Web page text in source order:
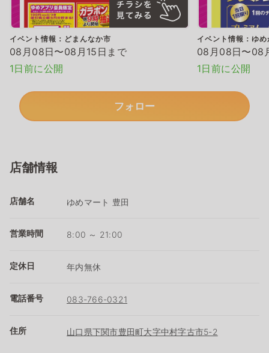
イベント情報：どまんなか市
08月08日〜08月15日まで
1日前に公開
イベント情報：ゆ
08月08日〜08
1日前に公開
フォロー
店舗情報
店舗名 ゆめマート 豊田
営業時間 8:00 ～ 21:00
定休日 年内無休
電話番号 083-766-0321
住所 山口県下関市豊田町大字中村字古市5-2